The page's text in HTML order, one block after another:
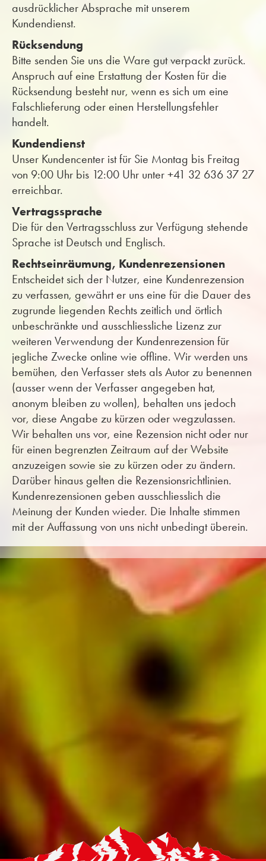
ausdrücklicher Absprache mit unserem
Kundendienst.
Rücksendung
Bitte senden Sie uns die Ware gut verpackt zurück.
Anspruch auf eine Erstattung der Kosten für die
Rücksendung besteht nur, wenn es sich um eine
Falschlieferung oder einen Herstellungsfehler
handelt.
Kundendienst
Unser Kundencenter ist für Sie Montag bis Freitag
von 9:00 Uhr bis 12:00 Uhr unter +41 32 636 37 27
erreichbar.
Vertragssprache
Die für den Vertragsschluss zur Verfügung stehende
Sprache ist Deutsch und Englisch.
Rechtseinräumung, Kundenrezensionen
Entscheidet sich der Nutzer, eine Kundenrezension
zu verfassen, gewährt er uns eine für die Dauer des
zugrunde liegenden Rechts zeitlich und örtlich
unbeschränkte und ausschliessliche Lizenz zur
weiteren Verwendung der Kundenrezension für
jegliche Zwecke online wie offline. Wir werden uns
bemühen, den Verfasser stets als Autor zu benennen
(ausser wenn der Verfasser angegeben hat,
anonym bleiben zu wollen), behalten uns jedoch
vor, diese Angabe zu kürzen oder wegzulassen.
Wir behalten uns vor, eine Rezension nicht oder nur
für einen begrenzten Zeitraum auf der Website
anzuzeigen sowie sie zu kürzen oder zu ändern.
Darüber hinaus gelten die Rezensionsrichtlinien.
Kundenrezensionen geben ausschliesslich die
Meinung der Kunden wieder. Die Inhalte stimmen
mit der Auffassung von uns nicht unbedingt überein.